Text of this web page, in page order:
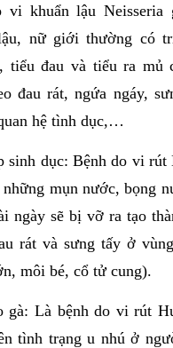
vi khuẩn lậu Neisseria
nữ giới thường có
tiểu đau và tiểu ra mủ
đau rát, ngứa ngáy,
hệ tình dục,…
sinh dục: Bệnh do vi rút
mụn nước, bọng
ngày sẽ bị vỡ ra tạo
rát và sưng tấy ở
môi bé, cổ tử cung).
gà: Là bệnh do vi rút
tình trạng u nhú ở